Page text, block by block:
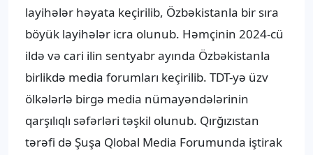
layihələr həyata keçirilib, Özbəkistanla bir sıra
böyük layihələr icra olunub. Həmçinin 2024-cü
ildə və cari ilin sentyabr ayında Özbəkistanla
birlikdə media forumları keçirilib. TDT-yə üzv
ölkələrlə birgə media nümayəndələrinin
qarşılıqlı səfərləri təşkil olunub. Qırğızıstan
tərəfi də Şuşa Qlobal Media Forumunda iştirak